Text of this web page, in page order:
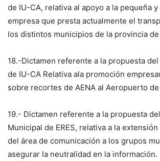
de IU-CA, relativa al apoyo a la pequeña
empresa que presta actualmente el
los distintos municipios de la provincia de
18.-Dictamen referente a la propuesta
de IU-CA Relativa ala promoción
sobre recortes de AENA al Aeropuerto de
19.- Dictamen referente a la propuesta
Municipal de ERES, relativa a la
del área de comunicación a los grupos
asegurar la neutralidad en la información.